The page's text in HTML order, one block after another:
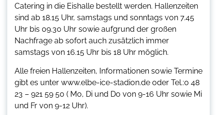
Catering in die Eishalle bestellt werden. Hallenzeiten
sind ab 18.15 Uhr, samstags und sonntags von 7.45
Uhr bis 09.30 Uhr sowie aufgrund der großen
Nachfrage ab sofort auch zusätzlich immer
samstags von 16.15 Uhr bis 18 Uhr möglich.
Alle freien Hallenzeiten, Informationen sowie Termine
gibt es unter www.elbe-ice-stadion.de oder Tel.:0 48
23 – 921 59 50 ( Mo, Di und Do von 9-16 Uhr sowie Mi
und Fr von 9-12 Uhr).